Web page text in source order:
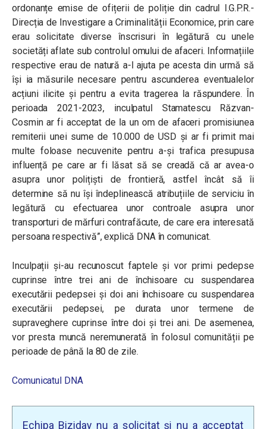
ordonanțe emise de ofițerii de poliție din cadrul I.G.P.R.-
Direcția de Investigare a Criminalității Economice, prin care
erau solicitate diverse înscrisuri în legătură cu unele
societăți aflate sub controlul omului de afaceri. Informațiile
respective erau de natură a-l ajuta pe acesta din urmă să
își ia măsurile necesare pentru ascunderea eventualelor
acțiuni ilicite și pentru a evita tragerea la răspundere. În
perioada 2021-2023, inculpatul Stamatescu Răzvan-
Cosmin ar fi acceptat de la un om de afaceri promisiunea
remiterii unei sume de 10.000 de USD și ar fi primit mai
multe foloase necuvenite pentru a-și trafica presupusa
influență pe care ar fi lăsat să se creadă că ar avea-o
asupra unor polițiști de frontieră, astfel încât să îi
determine să nu își îndeplinească atribuțiile de serviciu în
legătură cu efectuarea unor controale asupra unor
transporturi de mărfuri contrafăcute, de care era interesată
persoana respectivă”,explică DNA în comunicat.
Inculpații și-au recunoscut faptele și vor primi pedepse
cuprinse între trei ani de închisoare cu suspendarea
executării pedepsei și doi ani închisoare cu suspendarea
executării pedepsei, pe durata unor termene de
supraveghere cuprinse între doi și trei ani. De asemenea,
vor presta muncă neremunerată în folosul comunității pe
perioade de până la 80 de zile.
Comunicatul DNA
Echipa Biziday nu a solicitat și nu a acceptat